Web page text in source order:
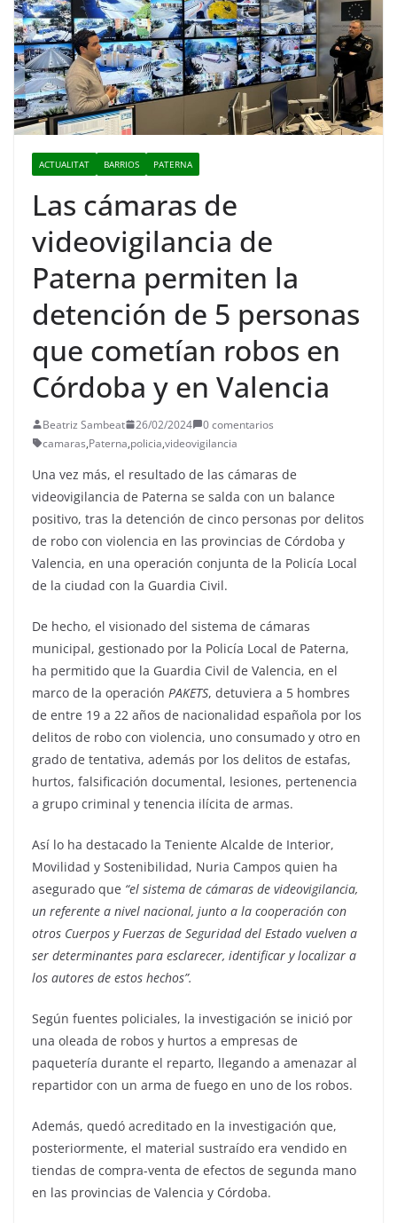
ACTUALITAT BARRIOS PATERNA
Las cámaras de
videovigilancia de
Paterna permiten la
detención de 5 personas
que cometían robos en
Córdoba y en Valencia
Beatriz Sambeat 26/02/2024
0 comentarios
camaras,Paterna,policia,videovigilancia
Una vez más, el resultado de las cámaras de
videovigilancia de Paterna se salda con un balance
positivo, tras la detención de cinco personas por delitos
de robo con violencia en las provincias de Córdoba y
Valencia, en una operación conjunta de la Policía Local
de la ciudad con la Guardia Civil.
De hecho, el visionado del sistema de cámaras
municipal, gestionado por la Policía Local de Paterna,
ha permitido que la Guardia Civil de Valencia, en el
marco de la operación PAKETS, detuviera a 5 hombres
de entre 19 a 22 años de nacionalidad española por los
delitos de robo con violencia, uno consumado y otro en
grado de tentativa, además por los delitos de estafas,
hurtos, falsificación documental, lesiones, pertenencia
a grupo criminal y tenencia ilícita de armas.
Así lo ha destacado la Teniente Alcalde de Interior,
Movilidad y Sostenibilidad, Nuria Campos quien ha
asegurado que “el sistema de cámaras de videovigilancia,
un referente a nivel nacional, junto a la cooperación con
otros Cuerpos y Fuerzas de Seguridad del Estado vuelven a
ser determinantes para esclarecer, identificar y localizar a
los autores de estos hechos”.
Según fuentes policiales, la investigación se inició por
una oleada de robos y hurtos a empresas de
paquetería durante el reparto, llegando a amenazar al
repartidor con un arma de fuego en uno de los robos.
Además, quedó acreditado en la investigación que,
posteriormente, el material sustraído era vendido en
tiendas de compra-venta de efectos de segunda mano
en las provincias de Valencia y Córdoba.